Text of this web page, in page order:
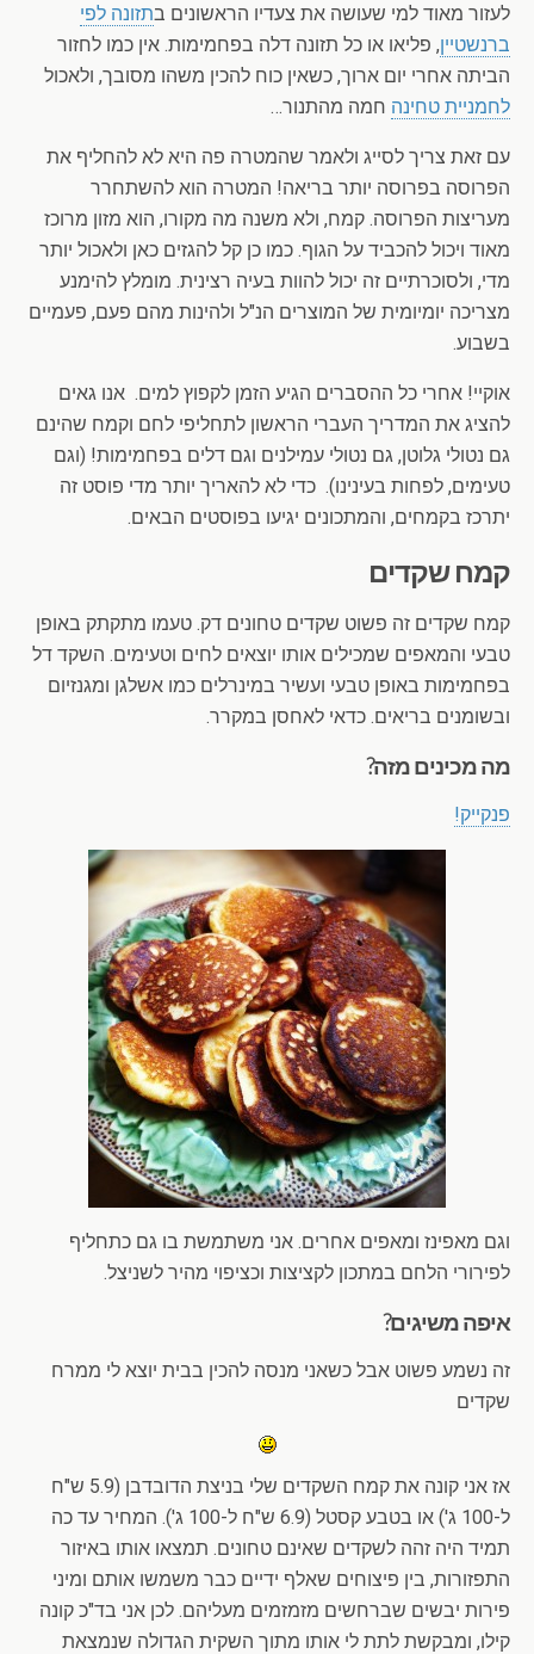
לעזור מאוד למי שעושה את צעדיו הראשונים בתזונה לפי
ברנשטיין, פליאו או כל תזונה דלה בפחמימות. אין כמו לחזור
הביתה אחרי יום ארוך, כשאין כוח להכין משהו מסובך, ולאכול
לחמניית טחינה חמה מהתנור…
עם זאת צריך לסייג ולאמר שהמטרה פה היא לא להחליף את
הפרוסה בפרוסה יותר בריאה! המטרה הוא להשתחרר
מעריצות הפרוסה. קמח, ולא משנה מה מקורו, הוא מזון מרוכז
מאוד ויכול להכביד על הגוף. כמו כן קל להגזים כאן ולאכול יותר
מדי, ולסוכרתיים זה יכול להוות בעיה רצינית. מומלץ להימנע
מצריכה יומיומית של המוצרים הנ"ל ולהינות מהם פעם, פעמיים
בשבוע.
אוקיי! אחרי כל ההסברים הגיע הזמן לקפוץ למים. אנו גאים
להציג את המדריך העברי הראשון לתחליפי לחם וקמח שהינם
גם נטולי גלוטן, גם נטולי עמילנים וגם דלים בפחמימות! (וגם
טעימים, לפחות בעינינו). כדי לא להאריך יותר מדי פוסט זה
יתרכז בקמחים, והמתכונים יגיעו בפוסטים הבאים.
קמח שקדים
קמח שקדים זה פשוט שקדים טחונים דק. טעמו מתקתק באופן
טבעי והמאפים שמכילים אותו יוצאים לחים וטעימים. השקד דל
בפחמימות באופן טבעי ועשיר במינרלים כמו אשלגן ומגנזיום
ובשומנים בריאים. כדאי לאחסן במקרר.
מה מכינים מזה?
פנקייק!
וגם מאפינז ומאפים אחרים. אני משתמשת בו גם כתחליף
לפירורי הלחם במתכון לקציצות וכציפוי מהיר לשניצל.
איפה משיגים?
זה נשמע פשוט אבל כשאני מנסה להכין בבית יוצא לי ממרח
שקדים
אז אני קונה את קמח השקדים שלי בניצת הדובדבן (5.9 ש"ח
ל-100 ג') או בטבע קסטל (6.9 ש"ח ל-100 ג'). המחיר עד כה
תמיד היה זהה לשקדים שאינם טחונים. תמצאו אותו באיזור
התפזורות, בין פיצוחים שאלף ידיים כבר משמשו אותם ומיני
פירות יבשים שברחשים מזמזמים מעליהם. לכן אני בד"כ קונה
קילו, ומבקשת לתת לי אותו מתוך השקית הגדולה שנמצאת